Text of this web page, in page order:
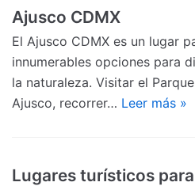
Ajusco CDMX
El Ajusco CDMX es un lugar
innumerables opciones para
la naturaleza. Visitar el
Ajusco, recorrer… Leer más »
Lugares turísticos